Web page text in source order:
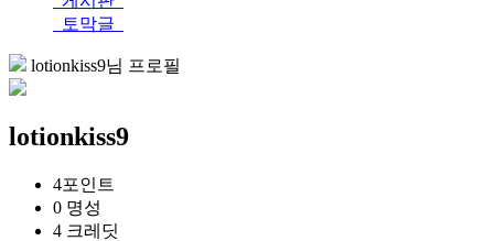
토막글
lotionkiss9님 프로필
lotionkiss9
4포인트
0 명성
4 크레딧